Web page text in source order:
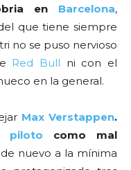
en Barcelona,
que tiene siempre
no se puso nervioso
Red Bull ni con el
en la general.
Max Verstappen.
piloto como mal
nuevo a la mínima